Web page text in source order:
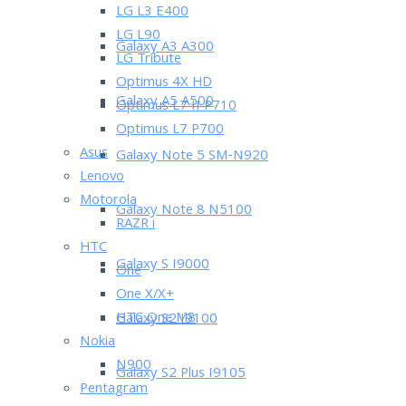
Galaxy A3 A300
Galaxy A5 A500
Galaxy Note 5 SM-N920
Galaxy Note 8 N5100
Galaxy S I9000
Galaxy S2 I9100
Galaxy S2 Plus I9105
LG L3 E400
LG L90
LG Tribute
Optimus 4X HD
Optimus L7 II P710
Optimus L7 P700
Asus
Lenovo
Motorola
RAZR i
HTC
One
One X/X+
HTC One M8
Nokia
N900
Pentagram